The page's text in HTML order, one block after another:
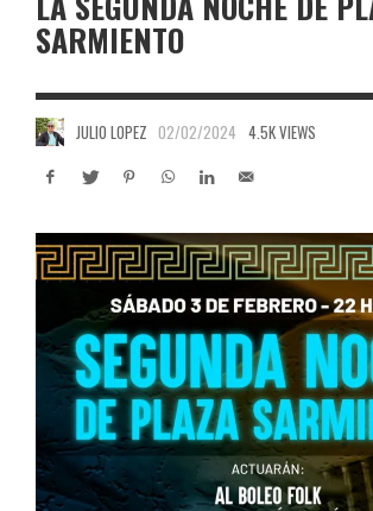
SARMIENTO
JULIO LOPEZ 02/02/2024 4.5K VIEWS